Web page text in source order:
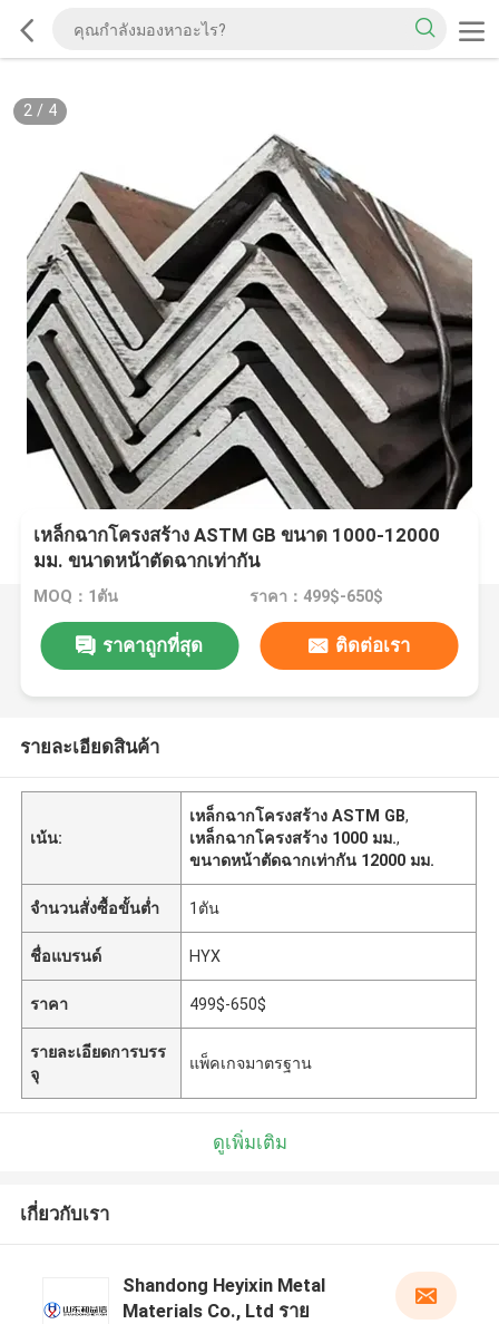
2/ 4
เหล็กฉากโครงสร้าง ASTM GB ขนาด 1000-12000
มม. ขนาดหน้าตัดฉากเท่ากัน
MOQ：1ตัน ราคา：499$-650$
ราคาถูกที่สุด ติดต่อเรา
รายละเอียดสินค้า
เน้น:
เหล็กฉากโครงสร้าง ASTM GB,
เหล็กฉากโครงสร้าง 1000 มม.,
ขนาดหน้าตัดฉากเท่ากัน 12000 มม.
จำนวนสั่งซื้อขั้นต่ำ 1ตัน
ชื่อแบรนด์ HYX
ราคา 499$-650$
รายละเอียดการบรร
จุ
แพ็คเกจมาตรฐาน
ดูเพิ่มเติม
เกี่ยวกับเรา
Shandong Heyixin Metal
Materials Co., Ltd ราย